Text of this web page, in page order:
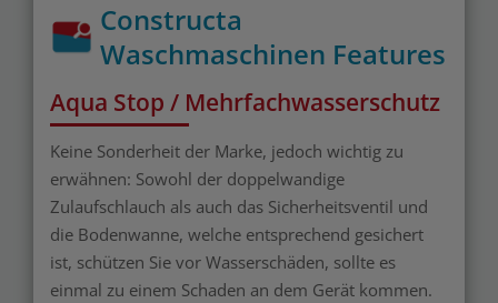
Constructa
Waschmaschinen Features
Aqua Stop / Mehrfachwasserschutz
Keine Sonderheit der Marke, jedoch wichtig zu
erwähnen: Sowohl der doppelwandige
Zulaufschlauch als auch das Sicherheitsventil und
die Bodenwanne, welche entsprechend gesichert
ist, schützen Sie vor Wasserschäden, sollte es
einmal zu einem Schaden an dem Gerät kommen.